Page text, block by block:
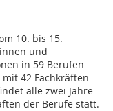
10. bis 15.
und
in 59 Berufen
42 Fachkräften
alle zwei Jahre
der Berufe statt.